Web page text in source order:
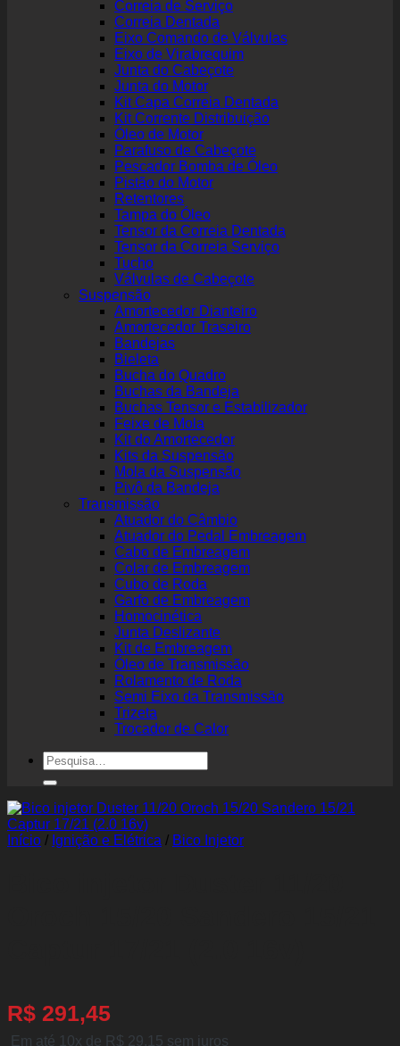
Correia de Serviço
Correia Dentada
Eixo Comando de Válvulas
Eixo de Virabrequim
Junta do Cabeçote
Junta do Motor
Kit Capa Correia Dentada
Kit Corrente Distribuição
Óleo de Motor
Parafuso de Cabeçote
Pescador Bomba de Óleo
Pistão do Motor
Retentores
Tampa do Óleo
Tensor da Correia Dentada
Tensor da Correia Serviço
Tucho
Válvulas de Cabeçote
Suspensão
Amortecedor Dianteiro
Amortecedor Traseiro
Bandejas
Bieleta
Bucha do Quadro
Buchas da Bandeja
Buchas Tensor e Estabilizador
Feixe de Mola
Kit do Amortecedor
Kits da Suspensão
Mola da Suspensão
Pivô da Bandeja
Transmissão
Atuador do Câmbio
Atuador do Pedal Embreagem
Cabo de Embreagem
Colar de Embreagem
Cubo de Roda
Garfo de Embreagem
Homocinética
Junta Deslizante
Kit de Embreagem
Óleo de Transmissão
Rolamento de Roda
Semi Eixo da Transmissão
Trizeta
Trocador de Calor
Pesquisar
por:
Início / Ignição e Elétrica / Bico Injetor
R$ 291,45
Em até 10x de R$ 29,15 sem juros